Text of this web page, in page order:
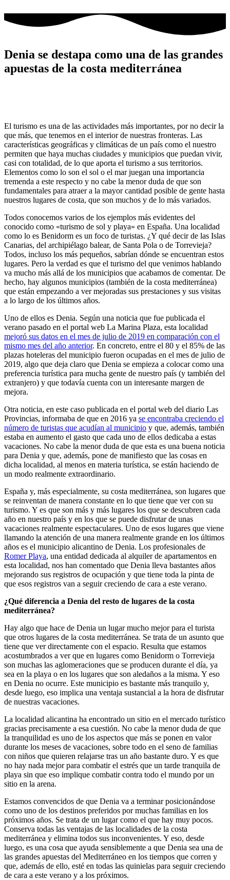
contenido
Denia se destapa como una de las grandes
apuestas de la costa mediterránea
El turismo es una de las actividades más importantes, por no decir la
que más, que tenemos en el interior de nuestras fronteras. Las
características geográficas y climáticas de un país como el nuestro
permiten que haya muchas ciudades y municipios que puedan vivir,
casi con totalidad, de lo que aporta el turismo a sus territorios.
Elementos como lo son el sol o el mar juegan una importancia
tremenda a este respecto y no cabe la menor duda de que son
fundamentales para atraer a la mayor cantidad posible de gente hasta
nuestros lugares de costa, que son muchos y de lo más variados.
Todos conocemos varios de los ejemplos más evidentes del
conocido como «turismo de sol y playa» en España. Una localidad
como lo es Benidorm es un foco de turistas. ¿Y qué decir de las Islas
Canarias, del archipiélago balear, de Santa Pola o de Torrevieja?
Todos, incluso los más pequeños, sabrían dónde se encuentran estos
lugares. Pero la verdad es que el turismo del que venimos hablando
va mucho más allá de los municipios que acabamos de comentar. De
hecho, hay algunos municipios (también de la costa mediterránea)
que están empezando a ver mejoradas sus prestaciones y sus visitas
a lo largo de los últimos años.
Uno de ellos es Denia. Según una noticia que fue publicada el
verano pasado en el portal web La Marina Plaza, esta localidad
mejoró sus datos en el mes de julio de 2019 en comparación con el
mismo mes del año anterior. En concreto, entre el 80 y el 85% de las
plazas hoteleras del municipio fueron ocupadas en el mes de julio de
2019, algo que deja claro que Denia se empieza a colocar como una
preferencia turística para mucha gente de nuestro país (y también del
extranjero) y que todavía cuenta con un interesante margen de
mejora.
Otra noticia, en este caso publicada en el portal web del diario Las
Provincias, informaba de que en 2016 ya se encontraba creciendo el
número de turistas que acudían al municipio y que, además, también
estaba en aumento el gasto que cada uno de ellos dedicaba a estas
vacaciones. No cabe la menor duda de que esta es una buena noticia
para Denia y que, además, pone de manifiesto que las cosas en
dicha localidad, al menos en materia turística, se están haciendo de
un modo realmente extraordinario.
España y, más especialmente, su costa mediterránea, son lugares que
se reinventan de manera constante en lo que tiene que ver con su
turismo. Y es que son más y más lugares los que se descubren cada
año en nuestro país y en los que se puede disfrutar de unas
vacaciones realmente espectaculares. Uno de esos lugares que viene
llamando la atención de una manera realmente grande en los últimos
años es el municipio alicantino de Denia. Los profesionales de
Romer Playa, una entidad dedicada al alquiler de apartamentos en
esta localidad, nos han comentado que Denia lleva bastantes años
mejorando sus registros de ocupación y que tiene toda la pinta de
que esos registros van a seguir creciendo de cara a este verano.
¿Qué diferencia a Denia del resto de lugares de la costa
mediterránea?
Hay algo que hace de Denia un lugar mucho mejor para el turista
que otros lugares de la costa mediterránea. Se trata de un asunto que
tiene que ver directamente con el espacio. Resulta que estamos
acostumbrados a ver que en lugares como Benidorm o Torrevieja
son muchas las aglomeraciones que se producen durante el día, ya
sea en la playa o en los lugares que son aledaños a la misma. Y eso
en Denia no ocurre. Este municipio es bastante más tranquilo y,
desde luego, eso implica una ventaja sustancial a la hora de disfrutar
de nuestras vacaciones.
La localidad alicantina ha encontrado un sitio en el mercado turístico
gracias precisamente a esa cuestión. No cabe la menor duda de que
la tranquilidad es uno de los aspectos que más se ponen en valor
durante los meses de vacaciones, sobre todo en el seno de familias
con niños que quieren relajarse tras un año bastante duro. Y es que
no hay nada mejor para combatir el estrés que un tarde tranquila de
playa sin que eso implique combatir contra todo el mundo por un
sitio en la arena.
Estamos convencidos de que Denia va a terminar posicionándose
como uno de los destinos preferidos por muchas familias en los
próximos años. Se trata de un lugar como el que hay muy pocos.
Conserva todas las ventajas de las localidades de la costa
mediterránea y elimina todos sus inconvenientes. Y eso, desde
luego, es una cosa que ayuda sensiblemente a que Denia sea una de
las grandes apuestas del Mediterráneo en los tiempos que corren y
que, además de ello, esté en todas las quinielas para seguir creciendo
de cara a este verano y a los próximos.